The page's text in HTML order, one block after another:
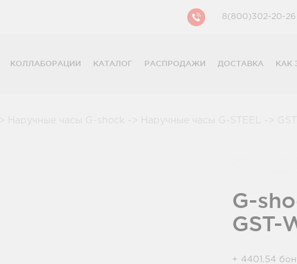
8(800)302-20-26
КОЛЛАБОРАЦИИ
КАТАЛОГ
РАСПРОДАЖИ ДОСТАВКА КАК
G-
GST-
+ 4401.54